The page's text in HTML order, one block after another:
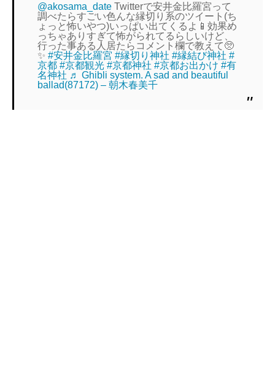
@akosama_date Twitterで安井金比羅宮って
調べたらすごい色んな縁切り系のツイート(ち
ょっと怖いやつ)いっぱい出てくるよ📱効果め
っちゃありすぎて怖がられてるらしいけど、
行った事ある人居たらコメント欄で教えて🥺
✨#安井金比羅宮 #縁切り神社 #縁結び神社 #
京都 #京都観光 #京都神社 #京都お出かけ #有
名神社 ♬ Ghibli system. A sad and beautiful
ballad(87172) – 朝木春美千